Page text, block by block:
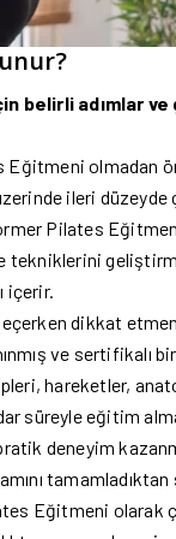
belirli adımlar
olmadan
ileri düzeyde
Pilates
içerir.
dikkat
ve sertifikalı
hareketler,
süreyle eğitim
deneyim
Eğitmeni olarak